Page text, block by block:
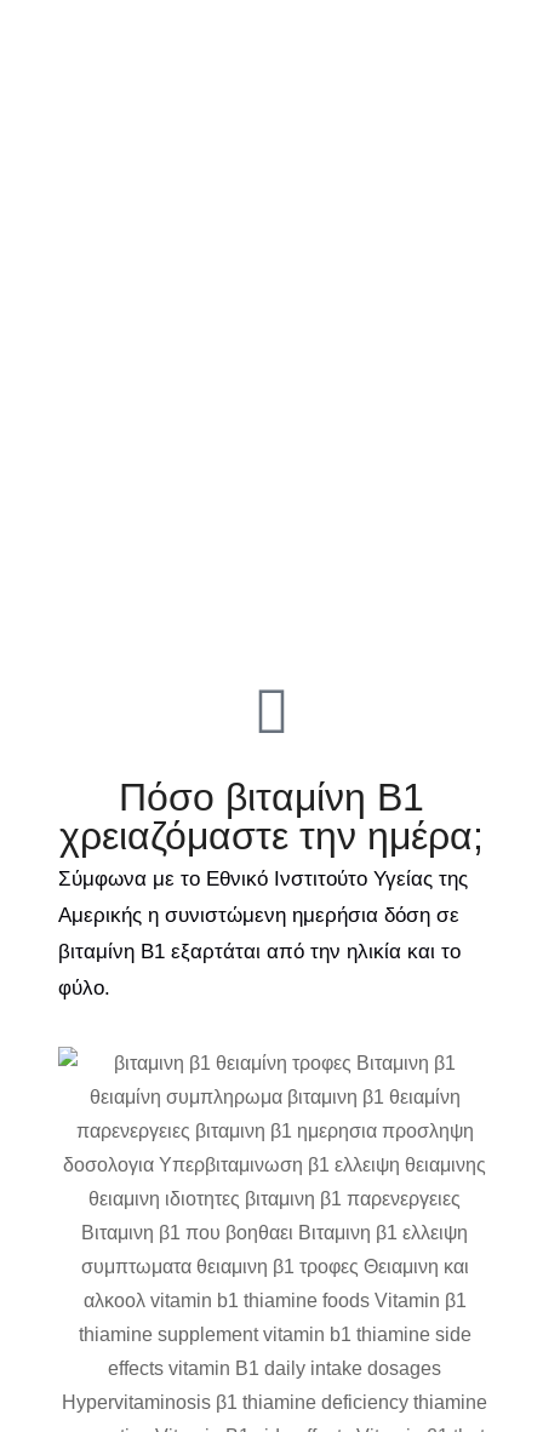
Πόσο βιταμίνη Β1
χρειαζόμαστε την ημέρα;
Σύμφωνα με το Εθνικό Ινστιτούτο Υγείας της
Αμερικής η συνιστώμενη ημερήσια δόση σε
βιταμίνη Β1 εξαρτάται από την ηλικία και το
φύλο.